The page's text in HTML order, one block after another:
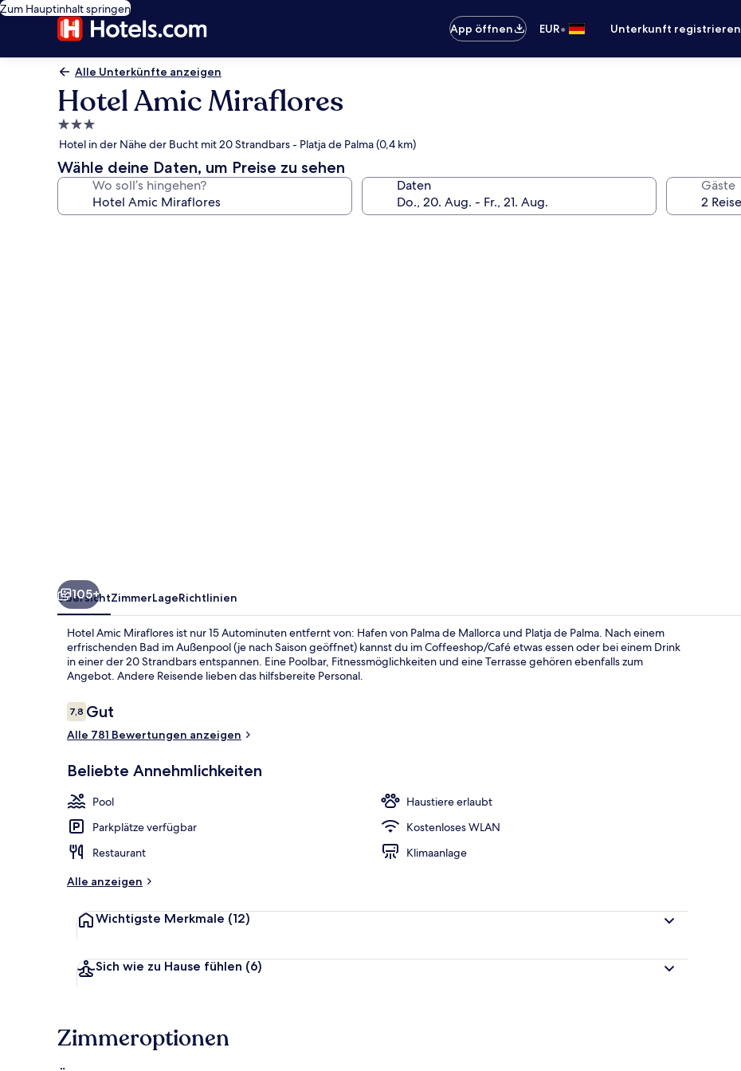
Zum Hauptinhalt springen
App öffnen
EUR• Unterkunft registrieren
Alle Unterkünfte anzeigen
Hotel Amic Miraflores
3.0-
Sterne-
Unterkunft
Hotel in der Nähe der Bucht mit 20 Strandbars - Platja de Palma (0,4 km)
Wähle deine Daten, um Preise zu sehen
Wo soll’s hingehen? Daten Gäste
105+
ÜbersichtZimmerLageRichtlinien
Hotel Amic Miraflores ist nur 15 Autominuten entfernt von: Hafen von Palma de Mallorca und Platja de Palma. Nach einem
erfrischenden Bad im Außenpool (je nach Saison geöffnet) kannst du im Coffeeshop/Café etwas essen oder bei einem Drink
in einer der 20 Strandbars entspannen. Eine Poolbar, Fitnessmöglichkeiten und eine Terrasse gehören ebenfalls zum
Angebot. Andere Reisende lieben das hilfsbereite Personal.
Bewertungen
7,87,8 von 10.
Gut
Alle 781 Bewertungen anzeigen
Beliebte Annehmlichkeiten
Pool
Haustiere erlaubt
Parkplätze verfügbar
Kostenloses WLAN
Restaurant
Klimaanlage
Alle anzeigen
Wichtigste Merkmale (12)
Sich wie zu Hause fühlen (6)
Zimmeroptionen